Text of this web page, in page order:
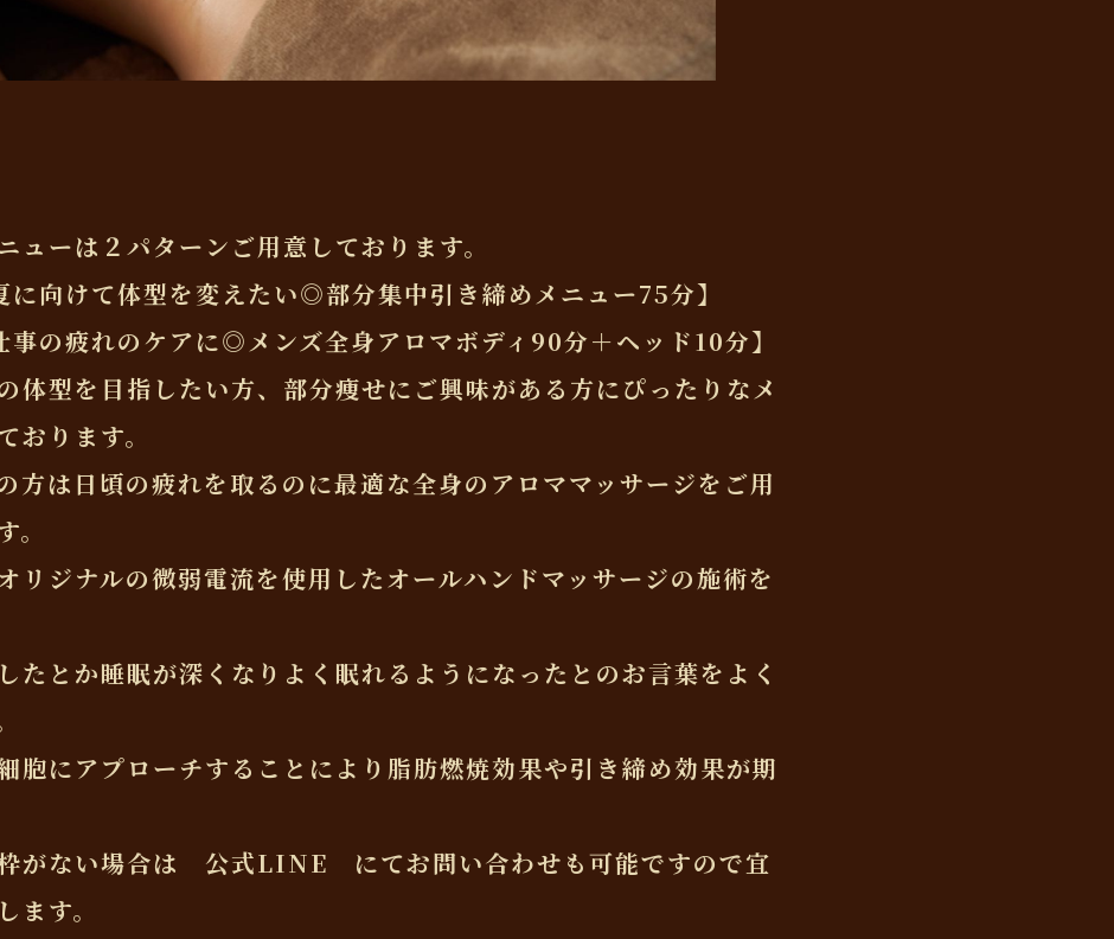
ューは２パターンご用意しております。
に向けて体型を変えたい◎部分集中引き締めメニュー75分】
事の疲れのケアに◎メンズ全身アロマボディ90分＋ヘッド10分】
体型を目指したい方、部分痩せにご興味がある方にぴったりなメ
おります。
方は日頃の疲れを取るのに最適な全身のアロママッサージをご用
リジナルの微弱電流を使用したオールハンドマッサージの施術を
たとか睡眠が深くなりよく眠れるようになったとのお言葉をよく
胞にアプローチすることにより脂肪燃焼効果や引き締め効果が期
がない場合は 公式LINE にてお問い合わせも可能ですので宜
ます。